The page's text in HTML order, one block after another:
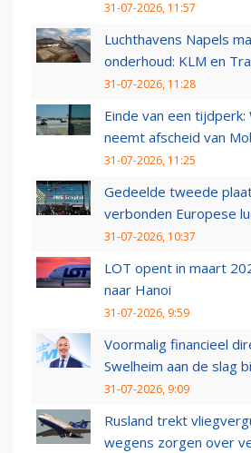
31-07-2026, 11:57
Luchthavens Napels
onderhoud: KLM en
31-07-2026, 11:28
Einde van een tijdperk:
neemt afscheid van
31-07-2026, 11:25
Gedeelde tweede
verbonden Europese
31-07-2026, 10:37
LOT opent in maart
naar Hanoi
31-07-2026, 9:59
Voormalig financieel
Swelheim aan de slag
31-07-2026, 9:09
Rusland trekt
wegens zorgen over